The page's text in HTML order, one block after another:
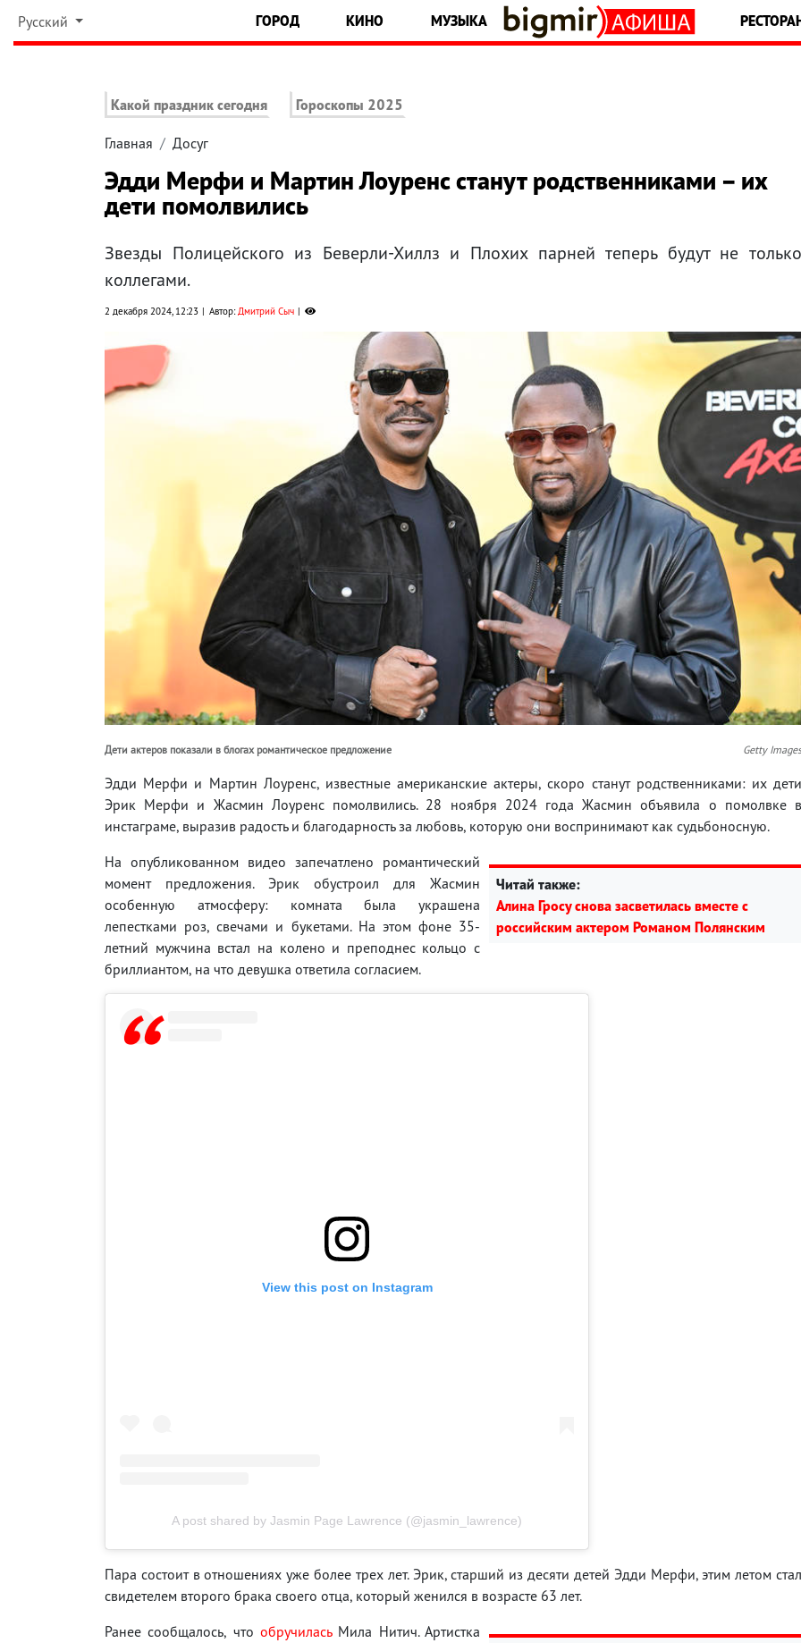
Русский ГОРОД КИНО МУЗЫКА
Какой праздник сегодня Гороскопы 2025
Главная Досуг
Эдди Мерфи и Мартин Лоуренс станут родственниками – их
дети помолвились
Звезды Полицейского из Беверли-Хиллз и Плохих парней теперь будут не только
коллегами.
2 декабря 2024, 12:23 Автор:Дмитрий Сыч
Дети актеров показали в блогах романтическое предложение Getty Images
Эдди Мерфи и Мартин Лоуренс, известные американские актеры, скоро станут родственниками: их дети
Эрик Мерфи и Жасмин Лоуренс помолвились. 28 ноября 2024 года Жасмин объявила о помолвке в
инстаграме, выразив радость и благодарность за любовь, которую они воспринимают как судьбоносную.
Читай также:
Алина Гросу снова засветилась вместе с
российским актером Романом Полянским
На опубликованном видео запечатлено романтический
момент предложения. Эрик обустроил для Жасмин
особенную атмосферу: комната была украшена
лепестками роз, свечами и букетами. На этом фоне 35-
летний мужчина встал на колено и преподнес кольцо с
бриллиантом, на что девушка ответила согласием.
View this post on Instagram
A post shared by Jasmin Page Lawrence (@jasmin_lawrence)
Пара состоит в отношениях уже более трех лет. Эрик, старший из десяти детей Эдди Мерфи, этим летом стал
свидетелем второго брака своего отца, который женился в возрасте 63 лет.
Ранее сообщалось, что обручиласьМила Нитич. Артистка